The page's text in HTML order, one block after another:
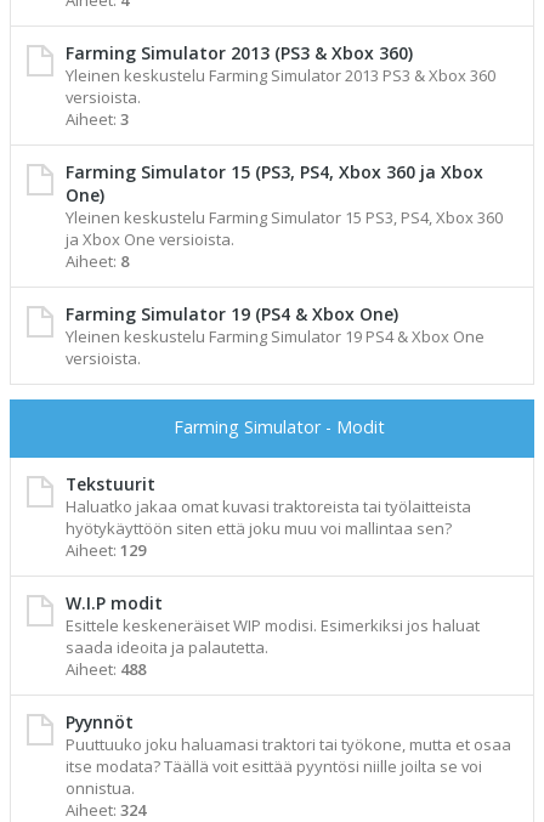
Farming Simulator 2013 (PS3 & Xbox 360)
Yleinen keskustelu Farming Simulator 2013 PS3 & Xbox 360
versioista.
Aiheet: 3
Farming Simulator 15 (PS3, PS4, Xbox 360 ja Xbox
One)
Yleinen keskustelu Farming Simulator 15 PS3, PS4, Xbox 360
ja Xbox One versioista.
Aiheet: 8
Farming Simulator 19 (PS4 & Xbox One)
Yleinen keskustelu Farming Simulator 19 PS4 & Xbox One
versioista.
Farming Simulator - Modit
Tekstuurit
Haluatko jakaa omat kuvasi traktoreista tai työlaitteista
hyötykäyttöön siten että joku muu voi mallintaa sen?
Aiheet: 129
W.I.P modit
Esittele keskeneräiset WIP modisi. Esimerkiksi jos haluat
saada ideoita ja palautetta.
Aiheet: 488
Pyynnöt
Puuttuuko joku haluamasi traktori tai työkone, mutta et osaa
itse modata? Täällä voit esittää pyyntösi niille joilta se voi
onnistua.
Aiheet: 324